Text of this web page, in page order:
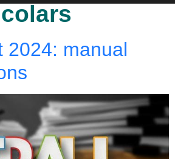
2024: manual